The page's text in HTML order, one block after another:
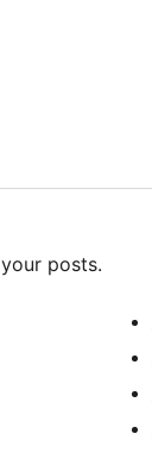
content within your posts.